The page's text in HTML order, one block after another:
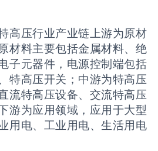
高压行业产业链上游为原材
材料主要包括金属材料、绝
子元器件，电源控制端包括
特高压开关；中游为特高压
流特高压设备、交流特高压
游为应用领域，应用于大型
用电、工业用电、生活用电